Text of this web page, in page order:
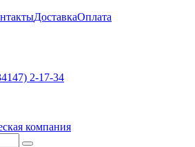
ДоставкаОплата
2-17-34